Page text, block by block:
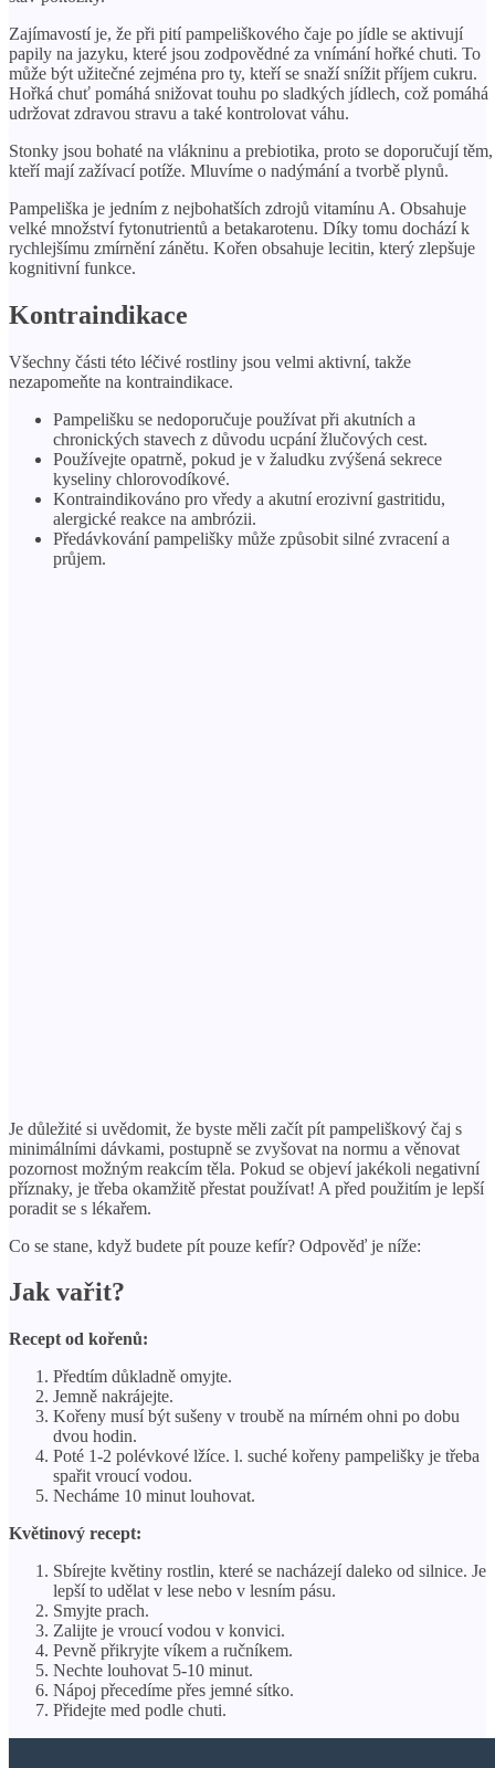
Zajímavostí je, že při pití pampeliškového čaje po jídle se aktivují
papily na jazyku, které jsou zodpovědné za vnímání hořké chuti. To
může být užitečné zejména pro ty, kteří se snaží snížit příjem cukru.
Hořká chuť pomáhá snižovat touhu po sladkých jídlech, což pomáhá
udržovat zdravou stravu a také kontrolovat váhu.
Stonky jsou bohaté na vlákninu a prebiotika, proto se doporučují těm,
kteří mají zažívací potíže. Mluvíme o nadýmání a tvorbě plynů.
Pampeliška je jedním z nejbohatších zdrojů vitamínu A. Obsahuje
velké množství fytonutrientů a betakarotenu. Díky tomu dochází k
rychlejšímu zmírnění zánětu. Kořen obsahuje lecitin, který zlepšuje
kognitivní funkce.
Kontraindikace
Všechny části této léčivé rostliny jsou velmi aktivní, takže
nezapomeňte na kontraindikace.
Pampelišku se nedoporučuje používat při akutních a
chronických stavech z důvodu ucpání žlučových cest.
Používejte opatrně, pokud je v žaludku zvýšená sekrece
kyseliny chlorovodíkové.
Kontraindikováno pro vředy a akutní erozivní gastritidu,
alergické reakce na ambrózii.
Předávkování pampelišky může způsobit silné zvracení a
průjem.
Je důležité si uvědomit, že byste měli začít pít pampeliškový čaj s
minimálními dávkami, postupně se zvyšovat na normu a věnovat
pozornost možným reakcím těla. Pokud se objeví jakékoli negativní
příznaky, je třeba okamžitě přestat používat! A před použitím je lepší
poradit se s lékařem.
Co se stane, když budete pít pouze kefír? Odpověď je níže:
Jak vařit?
Recept od kořenů:
Předtím důkladně omyjte.
Jemně nakrájejte.
Kořeny musí být sušeny v troubě na mírném ohni po dobu
dvou hodin.
Poté 1-2 polévkové lžíce. l. suché kořeny pampelišky je třeba
spařit vroucí vodou.
Necháme 10 minut louhovat.
Květinový recept:
Sbírejte květiny rostlin, které se nacházejí daleko od silnice. Je
lepší to udělat v lese nebo v lesním pásu.
Smyjte prach.
Zalijte je vroucí vodou v konvici.
Pevně ​​přikryjte víkem a ručníkem.
Nechte louhovat 5-10 minut.
Nápoj přecedíme přes jemné sítko.
Přidejte med podle chuti.